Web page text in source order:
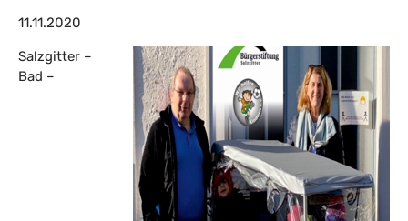
11.11.2020
Salzgitter –
Bad –